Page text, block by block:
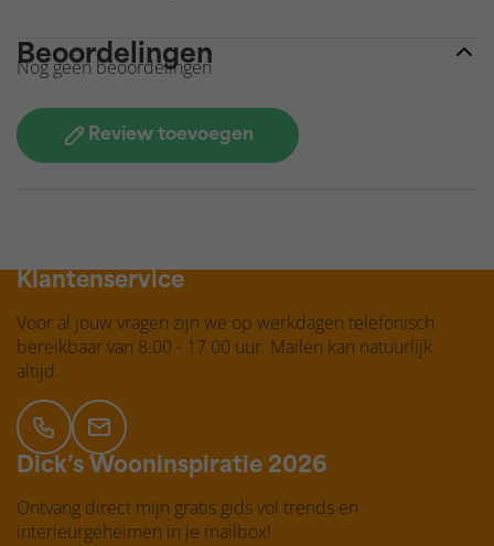
Beoordelingen
Nog geen beoordelingen
Review toevoegen
Klantenservice
Voor al jouw vragen zijn we op werkdagen telefonisch
bereikbaar van 8.00 - 17.00 uur. Mailen kan natuurlijk
altijd.
Dick’s Wooninspiratie 2026
Ontvang direct mijn gratis gids vol trends en
interieurgeheimen in je mailbox!